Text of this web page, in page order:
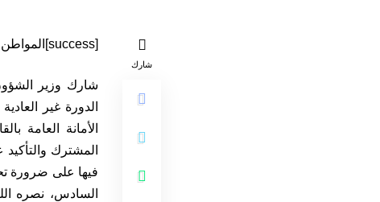
شارك
[success]المواطن 24 – الرباط[/success]
شارك وزير
الأمانة العامة
المشترك
فيها على ضرورة
السادس، نصره